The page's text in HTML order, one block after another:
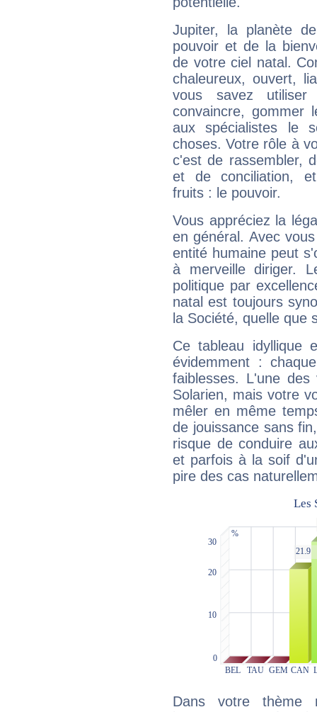
Jupiter, la planète
pouvoir et de la
de votre ciel natal.
chaleureux, ouvert,
vous savez
convaincre, gommer
aux spécialistes le
choses. Votre rôle à
c'est de rassembler,
et de conciliation,
fruits : le pouvoir.
Vous appréciez la
en général. Avec
entité humaine peut
à merveille diriger.
politique par
natal est toujours
la Société, quelle que
Ce tableau idyllique
évidemment :
faiblesses. L'une
Solarien, mais votre
mêler en même
de jouissance sans
risque de conduire
et parfois à la soif
pire des cas
Dans votre thème